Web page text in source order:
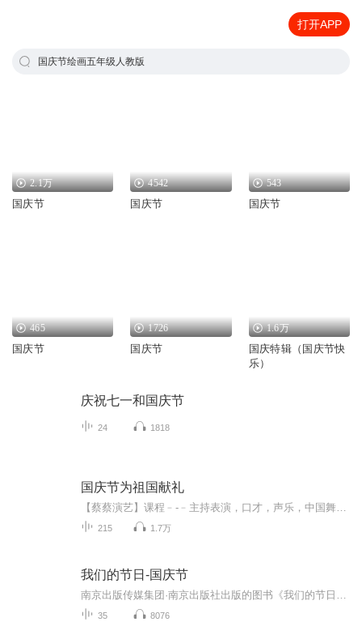
打开APP
国庆节绘画五年级人教版
2.1万
国庆节
4542
国庆节
543
国庆节
465
国庆节
1726
国庆节
1.6万
国庆特辑（国庆节快
乐）
庆祝七一和国庆节
24 1818
国庆节为祖国献礼
215 1.7万
我们的节日-国庆节
35 8076